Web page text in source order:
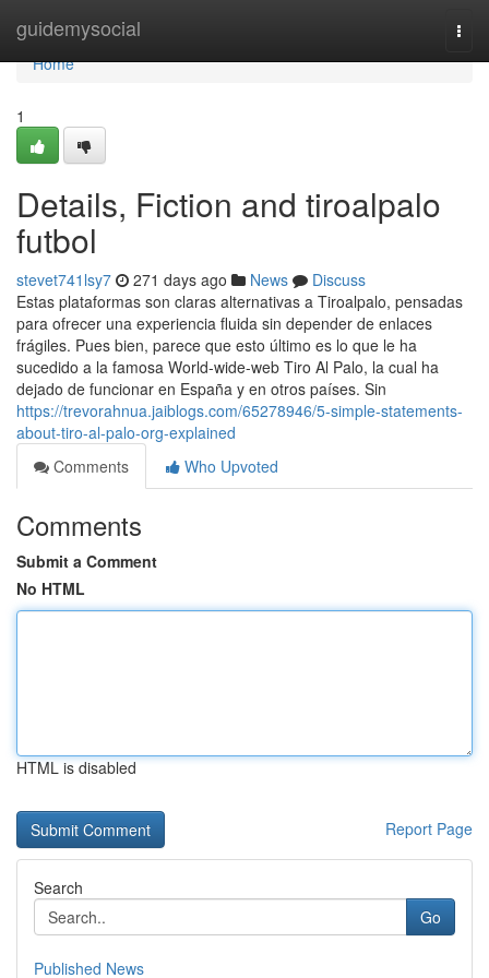
guidemysocial
Home
Home
1
Details, Fiction and tiroalpalo
futbol
stevet741lsy7 271 days ago News
Discuss
Estas plataformas son claras alternativas a Tiroalpalo, pensadas
para ofrecer una experiencia fluida sin depender de enlaces
frágiles. Pues bien, parece que esto último es lo que le ha
sucedido a la famosa World-wide-web Tiro Al Palo, la cual ha
dejado de funcionar en España y en otros países. Sin
https://trevorahnua.jaiblogs.com/65278946/5-simple-statements-
about-tiro-al-palo-org-explained
Comments
Who Upvoted
Comments
Submit a Comment
No HTML
HTML is disabled
Report Page
Search
Go
Published News